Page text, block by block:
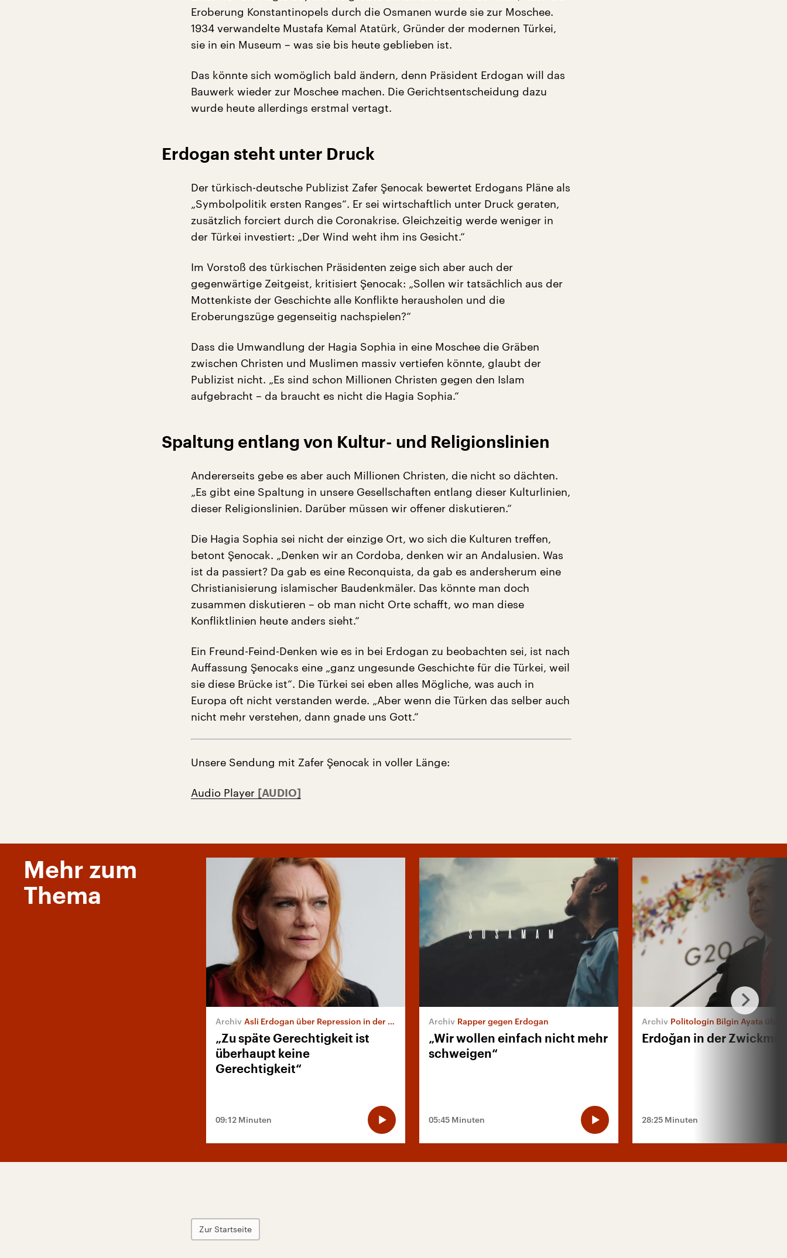
Eroberung Konstantinopels durch die Osmanen wurde sie zur Moschee.
1934 verwandelte Mustafa Kemal Atatürk, Gründer der modernen Türkei,
sie in ein Museum – was sie bis heute geblieben ist.
Das könnte sich womöglich bald ändern, denn Präsident Erdogan will das
Bauwerk wieder zur Moschee machen. Die Gerichtsentscheidung dazu
wurde heute allerdings erstmal vertagt.
Erdogan steht unter Druck
Der türkisch-deutsche Publizist Zafer Şenocak bewertet Erdogans Pläne als
„Symbolpolitik ersten Ranges“. Er sei wirtschaftlich unter Druck geraten,
zusätzlich forciert durch die Coronakrise. Gleichzeitig werde weniger in
der Türkei investiert: „Der Wind weht ihm ins Gesicht.“
Im Vorstoß des türkischen Präsidenten zeige sich aber auch der
gegenwärtige Zeitgeist, kritisiert Şenocak: „Sollen wir tatsächlich aus der
Mottenkiste der Geschichte alle Konflikte herausholen und die
Eroberungszüge gegenseitig nachspielen?“
Dass die Umwandlung der Hagia Sophia in eine Moschee die Gräben
zwischen Christen und Muslimen massiv vertiefen könnte, glaubt der
Publizist nicht. „Es sind schon Millionen Christen gegen den Islam
aufgebracht – da braucht es nicht die Hagia Sophia.“
Spaltung entlang von Kultur- und Religionslinien
Andererseits gebe es aber auch Millionen Christen, die nicht so dächten.
„Es gibt eine Spaltung in unsere Gesellschaften entlang dieser Kulturlinien,
dieser Religionslinien. Darüber müssen wir offener diskutieren.“
Die Hagia Sophia sei nicht der einzige Ort, wo sich die Kulturen treffen,
betont Şenocak. „Denken wir an Cordoba, denken wir an Andalusien. Was
ist da passiert? Da gab es eine Reconquista, da gab es andersherum eine
Christianisierung islamischer Baudenkmäler. Das könnte man doch
zusammen diskutieren – ob man nicht Orte schafft, wo man diese
Konfliktlinien heute anders sieht.“
Ein Freund-Feind-Denken wie es in bei Erdogan zu beobachten sei, ist nach
Auffassung Şenocaks eine „ganz ungesunde Geschichte für die Türkei, weil
sie diese Brücke ist“. Die Türkei sei eben alles Mögliche, was auch in
Europa oft nicht verstanden werde. „Aber wenn die Türken das selber auch
nicht mehr verstehen, dann gnade uns Gott.“
Unsere Sendung mit Zafer Şenocak in voller Länge:
Audio Player
Mehr zum
Thema
Asli Erdogan über Repression in der Türkei
„Zu späte Gerechtigkeit ist
überhaupt keine
Gerechtigkeit“
09:12 Minuten
Rapper gegen Erdogan
„Wir wollen einfach nicht mehr
schweigen“
05:45 Minuten
Politologin Bilgin Ayata über
Erdoğan in der
28:25 Minuten
Zur Startseite